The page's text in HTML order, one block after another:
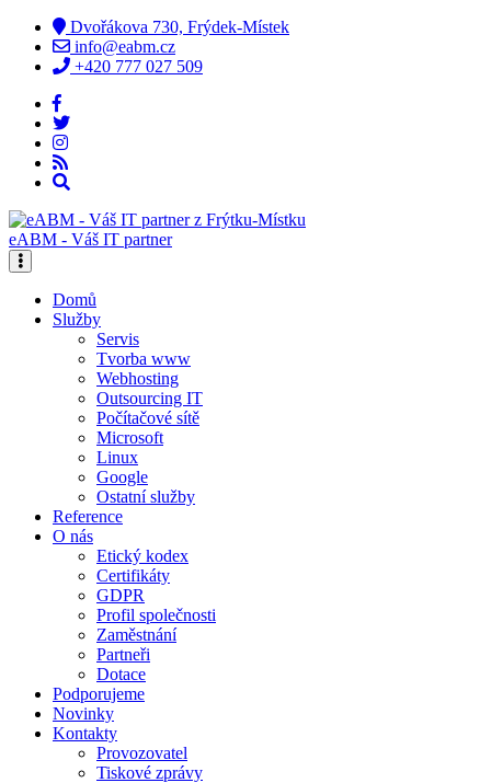
Dvořákova 730, Frýdek-Místek
info@eabm.cz
+420 777 027 509
eABM - Váš IT partner
Domů
Služby
Servis
Tvorba www
Webhosting
Outsourcing IT
Počítačové sítě
Microsoft
Linux
Google
Ostatní služby
Reference
O nás
Etický kodex
Certifikáty
GDPR
Profil společnosti
Zaměstnání
Partneři
Dotace
Podporujeme
Novinky
Kontakty
Provozovatel
Tiskové zprávy